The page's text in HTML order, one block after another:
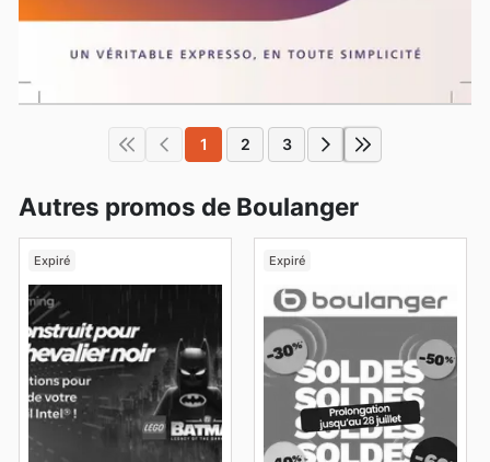
1 2 3
Autres promos de Boulanger
Expiré Expiré